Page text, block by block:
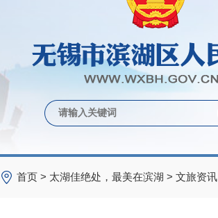
首页 > 太湖佳绝处，最美在滨湖 > 文旅资讯